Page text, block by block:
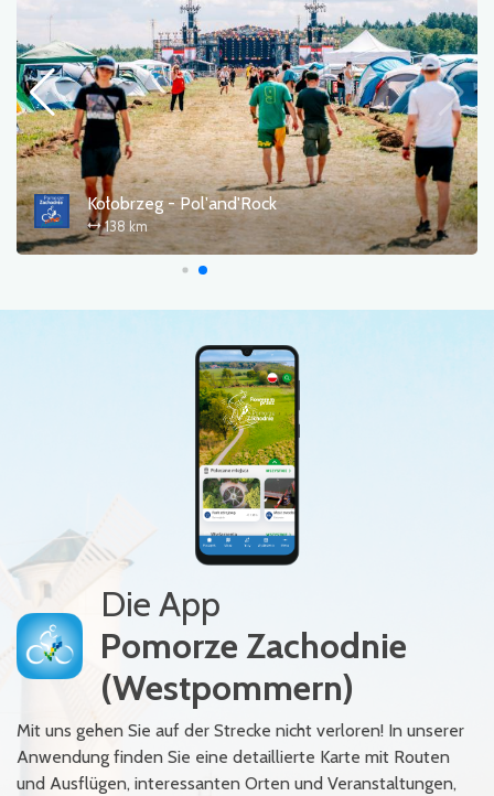
Kołobrzeg - Pol'and'Rock
138 km
Die App
Pomorze Zachodnie
(Westpommern)
Mit uns gehen Sie auf der Strecke nicht verloren! In unserer
Anwendung finden Sie eine detaillierte Karte mit Routen
und Ausflügen, interessanten Orten und Veranstaltungen,